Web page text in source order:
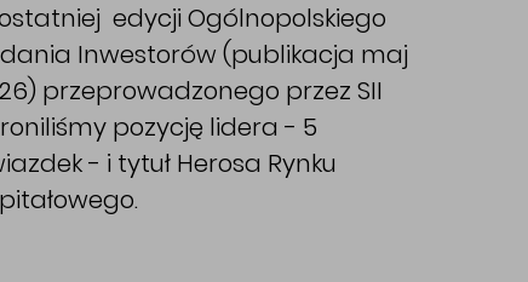
edycji Ogólnopolskiego
Inwestorów (publikacja maj
przeprowadzonego przez SII
pozycję lidera - 5
- i tytuł Herosa Rynku